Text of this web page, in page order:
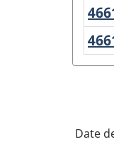
du
1.1
Date